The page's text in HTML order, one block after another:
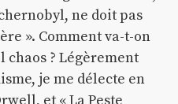
ne doit pas
». Comment va-t-on
chaos ? Légèrement
je me délecte en